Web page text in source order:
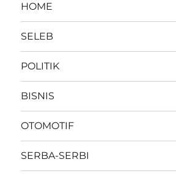
HOME
SELEB
POLITIK
BISNIS
OTOMOTIF
SERBA-SERBI